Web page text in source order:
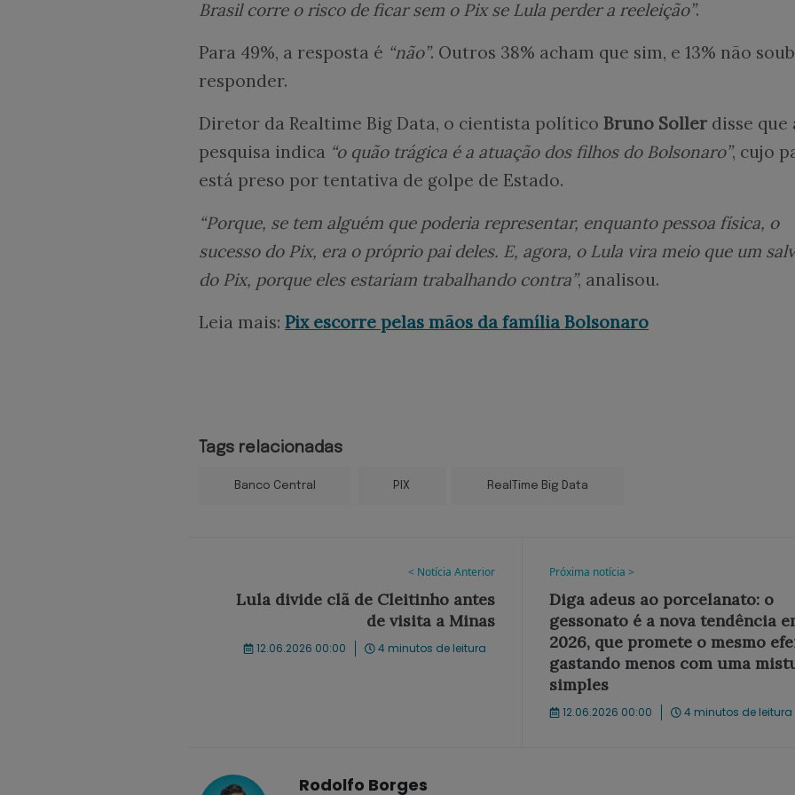
Brasil corre o risco de ficar sem o Pix se Lula perder a reeleição”.
Para 49%, a resposta é “não”. Outros 38% acham que sim, e 13% não
responder.
Diretor da Realtime Big Data, o cientista político Bruno Soller disse que
pesquisa indica “o quão trágica é a atuação dos filhos do Bolsonaro”, cujo
está preso por tentativa de golpe de Estado.
“Porque, se tem alguém que poderia representar, enquanto pessoa física, o
sucesso do Pix, era o próprio pai deles. E, agora, o Lula vira meio que um
do Pix, porque eles estariam trabalhando contra”, analisou.
Leia mais: Pix escorre pelas mãos da família Bolsonaro
Tags relacionadas
Banco Central PIX RealTime Big Data
< Notícia Anterior
Lula divide clã de Cleitinho antes
de visita a Minas
12.06.2026 00:00 4 minutos de leitura
Próxima notícia >
Diga adeus ao porcelanato: o
gessonato é a nova tendência
2026, que promete o mesmo
gastando menos com uma
simples
12.06.2026 00:00 4 minutos de leitura
Rodolfo Borges